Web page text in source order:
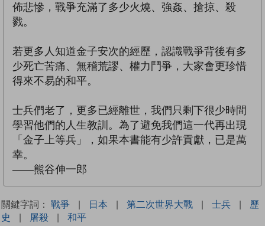
佈悲慘，戰爭充滿了多少火燒、強姦、搶掠、殺
戮。
若更多人知道金子安次的經歷，認識戰爭背後有多
少死亡苦痛、無稽荒謬、權力鬥爭，大家會更珍惜
得來不易的和平。
士兵們老了，更多已經離世，我們只剩下很少時間
學習他們的人生教訓。為了避免我們這一代再出現
「金子上等兵」，如果本書能有少許貢獻，已是萬
幸。
——熊谷伸一郎
關鍵字詞： 戰爭 | 日本 | 第二次世界大戰 | 士兵 |
歷
史
| 屠殺 | 和平